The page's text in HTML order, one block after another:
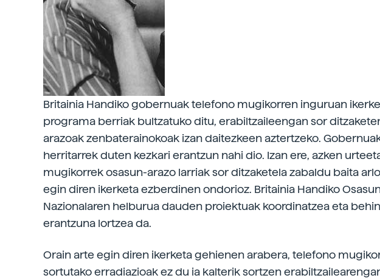
Britainia Handiko gobernuak telefono mugikorren inguruan
programa berriak bultzatuko ditu, erabiltzaileengan sor
arazoak zenbaterainokoak izan daitezkeen aztertzeko.
herritarrek duten kezkari erantzun nahi dio. Izan ere, azken
mugikorrek osasun-arazo larriak sor ditzaketela zabaldu baita
egin diren ikerketa ezberdinen ondorioz. Britainia Handiko
Nazionalaren helburua dauden proiektuak koordinatzea eta
erantzuna lortzea da.
Orain arte egin diren ikerketa gehienen arabera, telefono
sortutako erradiazioak ez du ia kalterik sortzen